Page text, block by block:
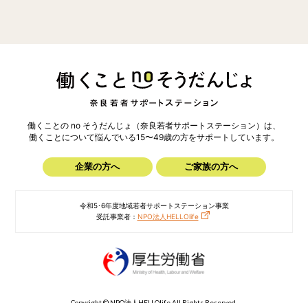
働くことの no そうだんじょ（奈良若者サポートステーション）は、
働くことについて悩んでいる15〜49歳の方をサポートしています。
企業の方へ ご家族の方へ
令和5･6年度地域若者サポートステーション事業
受託事業者： NPO法人HELLOlife